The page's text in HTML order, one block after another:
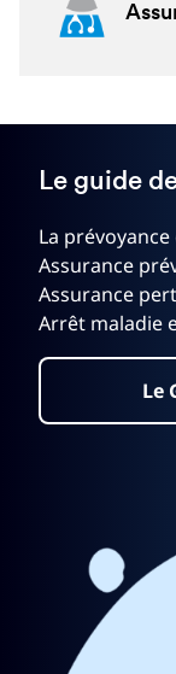
Le guide
La
Assurance
Assurance
Arrêt maladie
Le